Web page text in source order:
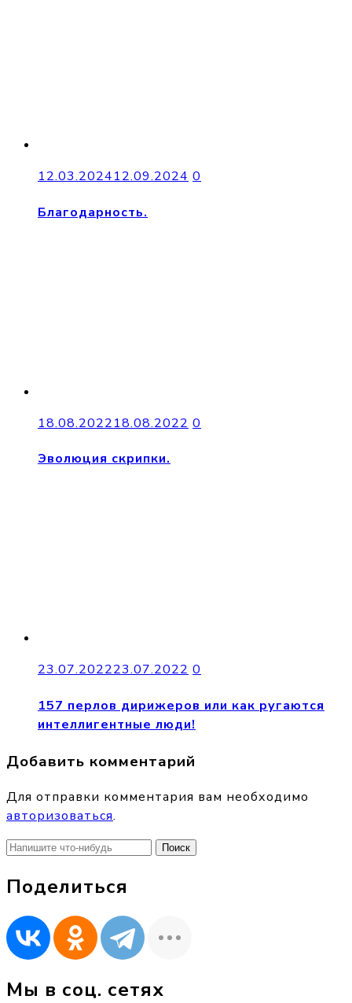
12.03.202412.09.2024 0
Благодарность.
18.08.202218.08.2022 0
Эволюция скрипки.
23.07.202223.07.2022 0
157 перлов дирижеров или как ругаются
интеллигентные люди!
Добавить комментарий
Для отправки комментария вам необходимо
авторизоваться.
Найти:
Поделиться
Мы в соц. сетях